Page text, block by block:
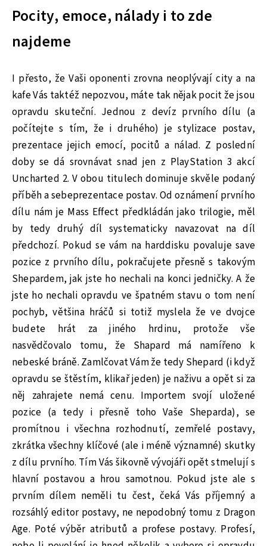
Pocity, emoce, nálady i to zde
najdeme
I přesto, že Vaši oponenti zrovna neoplývají city a na
kafe Vás taktéž nepozvou, máte tak nějak pocit že jsou
opravdu skuteční. Jednou z devíz prvního dílu (a
počítejte s tím, že i druhého) je stylizace postav,
prezentace jejich emocí, pocitů a nálad. Z poslední
doby se dá srovnávat snad jen z PlayStation 3 akcí
Uncharted 2. V obou titulech dominuje skvěle podaný
příběh a sebeprezentace postav. Od oznámení prvního
dílu nám je Mass Effect předkládán jako trilogie, měl
by tedy druhý díl systematicky navazovat na díl
předchozí. Pokud se vám na harddisku povaluje save
pozice z prvního dílu, pokračujete přesně s takovým
Shepardem, jak jste ho nechali na konci jedničky. A že
jste ho nechali opravdu ve špatném stavu o tom není
pochyb, většina hráčů si totiž myslela že ve dvojce
budete hrát za jiného hrdinu, protože vše
nasvědčovalo tomu, že Shapard má namířeno k
nebeské bráně. Zamlčovat Vám že tedy Shepard (i když
opravdu se štěstím, klikař jeden) je naživu a opět si za
něj zahrajete nemá cenu. Importem svojí uložené
pozice (a tedy i přesně toho Vaše Sheparda), se
promítnou i všechna rozhodnutí, zemřelé postavy,
zkrátka všechny klíčové (ale i méně významné) skutky
z dílu prvního. Tím Vás šikovně vývojáři opět stmelují s
hlavní postavou a hrou samotnou. Pokud jste ale s
prvním dílem neměli tu čest, čeká Vás příjemný a
rozsáhlý editor postavy, ne nepodobný tomu z Dragon
Age. Poté výběr atributů a profese postavy. Profesí,